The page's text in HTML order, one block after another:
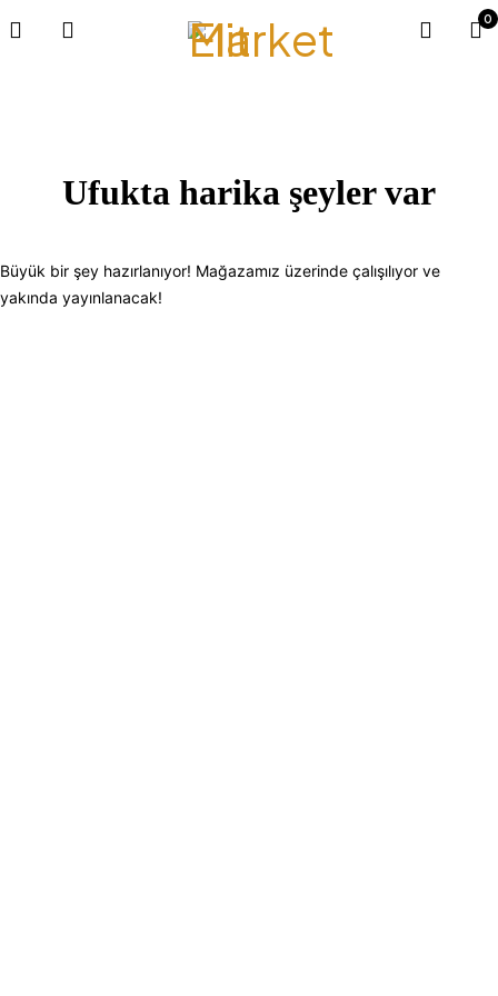
0
Ufukta harika şeyler var
Büyük bir şey hazırlanıyor! Mağazamız üzerinde çalışılıyor ve
yakında yayınlanacak!